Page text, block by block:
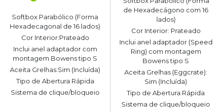
Softbox Parabólico (Forma
Hexadecagonal de 16 lados)
Cor Interior:Prateado
Inclui anel adaptador com
montagem Bowens tipo S
Aceita Grelhas:Sim (Incluída)
Tipo de Abertura Rápida
Sistema de clique/bloqueio
de Hexadecágono com 16
lados)
Cor Interior: Prateado
Inclui anel adaptador (Speed
Ring) com montagem
Bowens tipo S
Aceita Grelhas (Eggcrate):
Sim (Incluída)
Tipo de Abertura Rápida
Sistema de clique/bloqueio